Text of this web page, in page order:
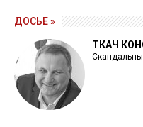
ДОСЬЕ »
ТКАЧ